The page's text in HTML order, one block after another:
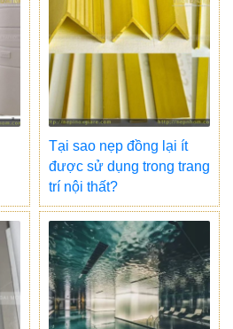
Tại sao nẹp đồng lại ít
được sử dụng trong trang
trí nội thất?